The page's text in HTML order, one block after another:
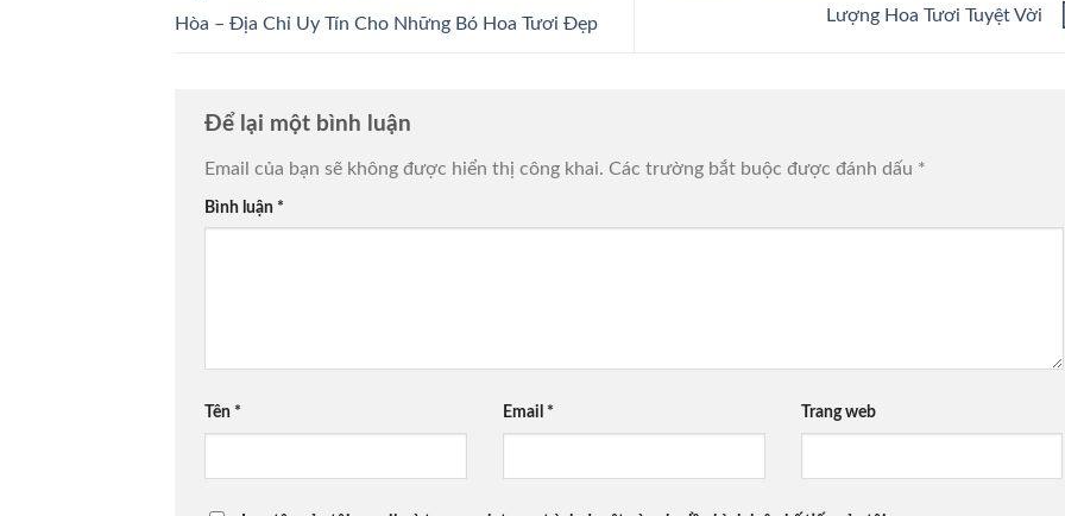
Hòa – Địa Chỉ Uy Tín Cho Những Bó Hoa Tươi Đẹp
Lượng Hoa Tươi Tuyệt Vời
Để lại một bình luận
Email của bạn sẽ không được hiển thị công khai. Các trường bắt buộc được đánh dấu *
Bình luận *
Tên * Email * Trang web